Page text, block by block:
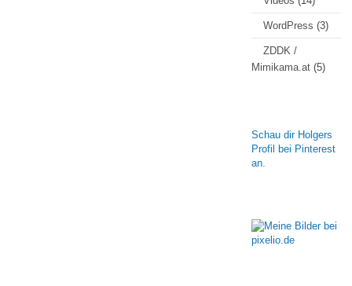
WordPress (3)
ZDDK /
Mimikama.at (5)
Schau dir Holgers
Profil bei Pinterest
an.